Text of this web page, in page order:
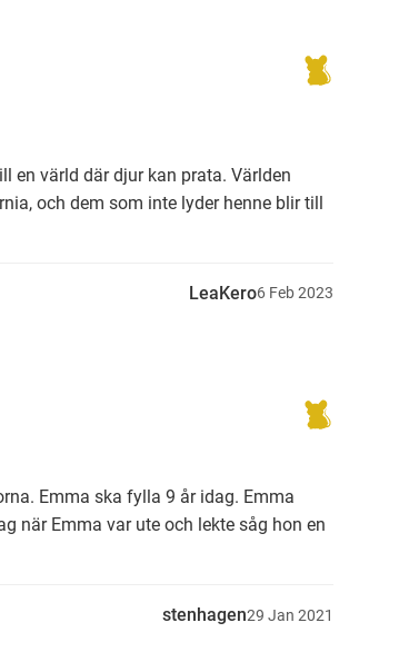
en värld där djur kan prata. Världen
och dem som inte lyder henne blir till
LeaKero6 Feb2023
Emma ska fylla 9 år idag. Emma
när Emma var ute och lekte såg hon en
stenhagen29 Jan 2021